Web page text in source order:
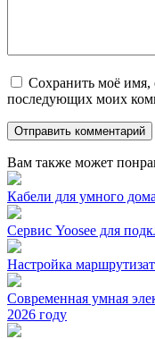
Сохранить моё имя,
последующих моих
Вам также может
Кабели для умного дома
Сервис Yoosee для
Настройка
Современная умная
2026 году